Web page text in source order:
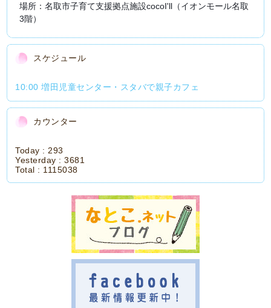
場所：名取市子育て支援拠点施設cocoI'll（イオンモール名取
3階）
スケジュール
10:00 増田児童センター・スタバで親子カフェ
カウンター
Today : 293
Yesterday :3681
Total : 1115038